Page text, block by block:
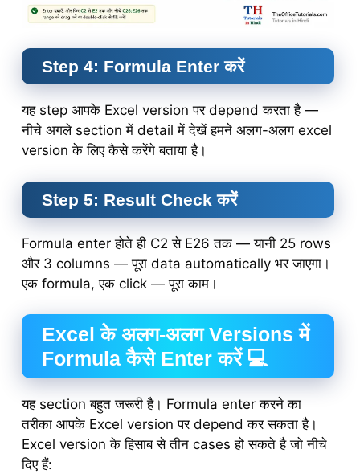
Step 4: Formula Enter करें
यह step आपके Excel version पर depend करता है —
नीचे अगले section में detail में देखें हमने अलग-अलग excel
version के लिए कैसे करेंगे बताया है।
Step 5: Result Check करें
Formula enter होते ही C2 से E26 तक — यानी 25 rows
और 3 columns — पूरा data automatically भर जाएगा।
एक formula, एक click — पूरा काम।
Excel के अलग-अलग Versions में
Formula कैसे Enter करें 💻
यह section बहुत जरूरी है। Formula enter करने का
तरीका आपके Excel version पर depend कर सकता है।
Excel version के हिसाब से तीन cases हो सकते है जो नीचे
दिए हैं: